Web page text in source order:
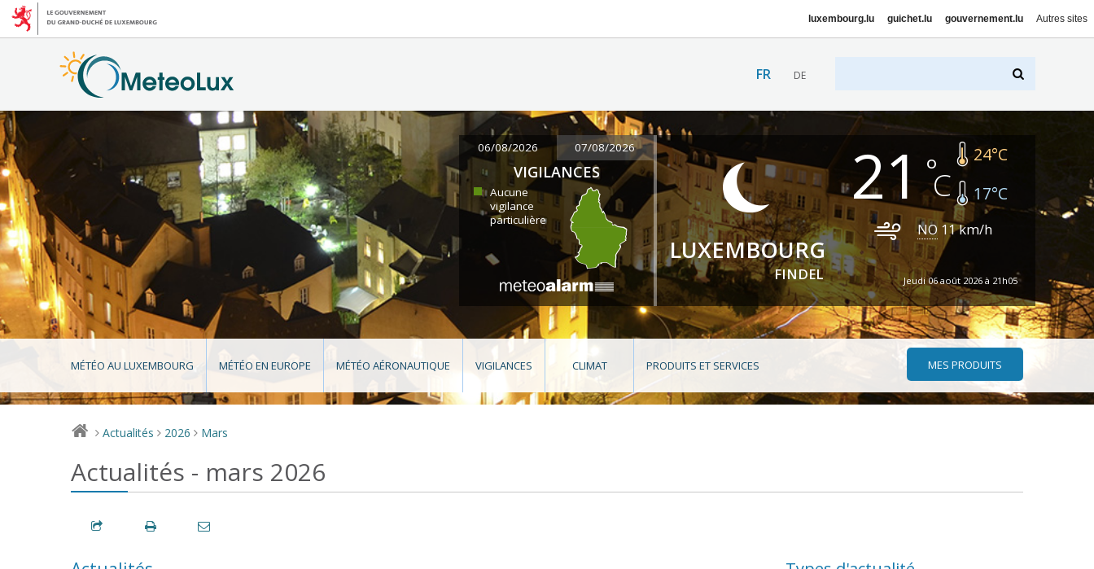
luxembourg.lu guichet.lu gouvernement.lu Autres sites
FR DE
06/08/2026 07/08/2026
VIGILANCES
Aucune
vigilance
particulière
LUXEMBOURG
FINDEL
21 24°C
17°C
NO 11km/h
Jeudi 06 août 2026 à 21h05
MÉTÉO AU LUXEMBOURG MÉTÉO EN EUROPE MÉTÉO AÉRONAUTIQUE VIGILANCES CLIMAT PRODUITS ET SERVICES MES PRODUITS
> Actualités > 2026 > Mars
Actualités - mars 2026